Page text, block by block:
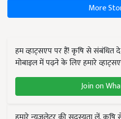
More
हम व्हाट्सएप पर हैं! कृषि से संबंधित
मोबाइल में पढ़ने के लिए हमारे
Join on